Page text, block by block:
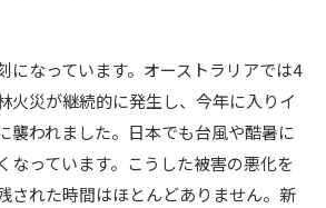
になっています。オーストラリアでは4
火災が継続的に発生し、今年に入りイ
襲われました。日本でも台風や酷暑に
なっています。こうした被害の悪化を
された時間はほとんどありません。新